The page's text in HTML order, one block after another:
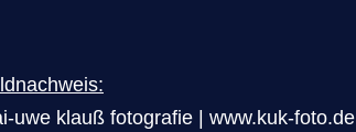
uwe klauß fotografie | www.kuk-foto.de